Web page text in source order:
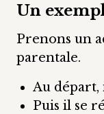
Un
Prenons un
parentale.
Au départ,
Puis il se